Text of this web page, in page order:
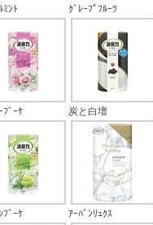
ﾐﾝﾄ ｸﾞﾚｰﾌﾟﾌﾙｰﾂ
ﾌﾞｰｹ 炭と白壇
ﾌﾞｰｹ ｱｰﾊﾞﾝﾘｭｸｽ